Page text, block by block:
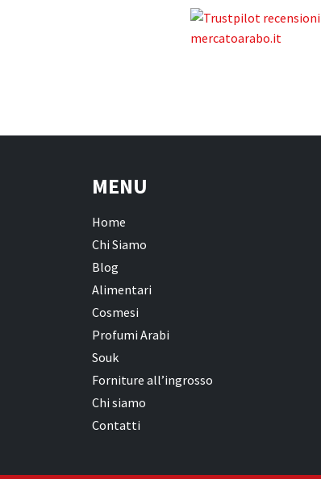
MENU
Home
Chi Siamo
Blog
Alimentari
Cosmesi
Profumi Arabi
Souk
Forniture all’ingrosso
Chi siamo
Contatti